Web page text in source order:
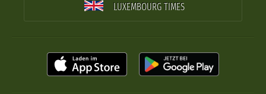
LUXEMBOURG TIMES